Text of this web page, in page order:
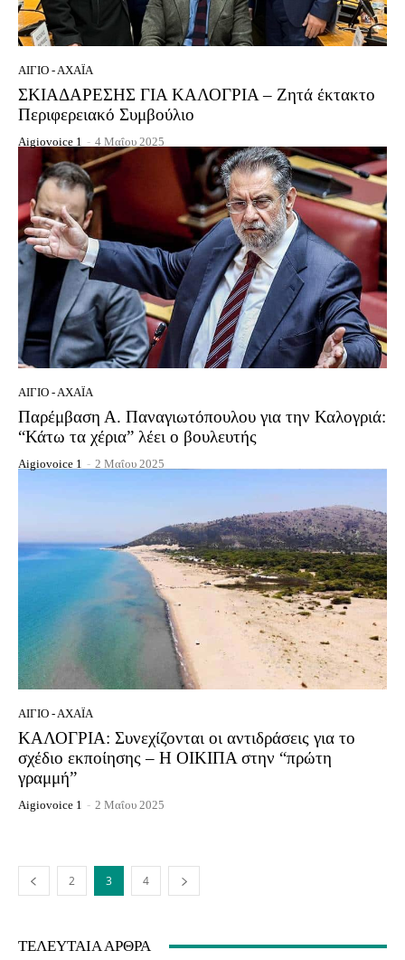
ΑΊΓΙΟ - ΑΧΑΪ́Α
ΣΚΙΑΔΑΡΕΣΗΣ ΓΙΑ ΚΑΛΟΓΡΙΑ – Ζητά έκτακτο
Περιφερειακό Συμβούλιο
Aigiovoice 1 - 4 Μαΐου 2025
ΑΊΓΙΟ - ΑΧΑΪ́Α
Παρέμβαση Α. Παναγιωτόπουλου για την Καλογριά:
“Κάτω τα χέρια” λέει ο βουλευτής
Aigiovoice 1 - 2 Μαΐου 2025
ΑΊΓΙΟ - ΑΧΑΪ́Α
ΚΑΛΟΓΡΙΑ: Συνεχίζονται οι αντιδράσεις για το
σχέδιο εκποίησης – Η ΟΙΚΙΠΑ στην “πρώτη
γραμμή”
Aigiovoice 1 - 2 Μαΐου 2025
2 3 4
ΤΕΛΕΥΤΑΊΑ ΆΡΘΡΑ